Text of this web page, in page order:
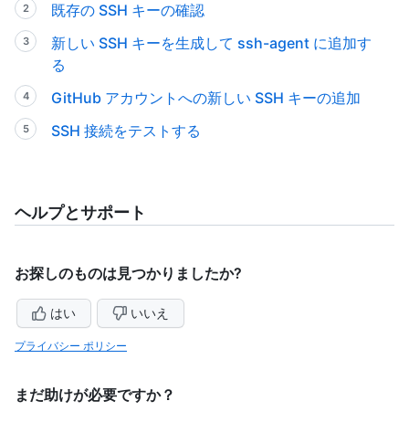
既存の SSH キーの確認
新しい SSH キーを生成して ssh-agent に追加す
る
GitHub アカウントへの新しい SSH キーの追加
SSH 接続をテストする
ヘルプとサポート
お探しのものは見つかりましたか?
はい いいえ
プライバシー ポリシー
まだ助けが必要ですか？